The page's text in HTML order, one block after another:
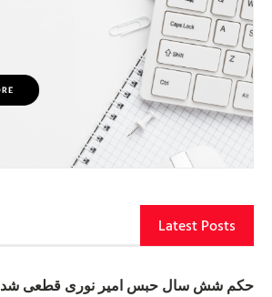
Latest Posts
حکم شش سال حبس امیر نوری قطعی شد